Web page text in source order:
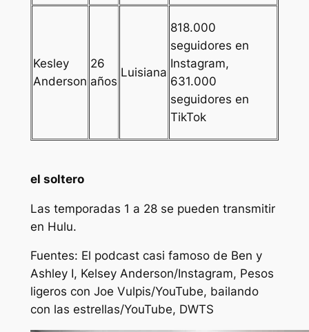
Kesley
Anderson
26
años
Luisiana
818.000
seguidores en
Instagram,
631.000
seguidores en
TikTok
el soltero
Las temporadas 1 a 28 se pueden transmitir
en Hulu.
Fuentes: El podcast casi famoso de Ben y
Ashley I, Kelsey Anderson/Instagram, Pesos
ligeros con Joe Vulpis/YouTube, bailando
con las estrellas/YouTube, DWTS